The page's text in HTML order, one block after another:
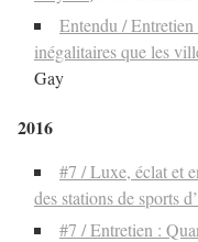
Entendu /
inégalitaires que les
Gay
2016
#7 / Luxe, éclat et
des stations de sports
#7 / Entretien :